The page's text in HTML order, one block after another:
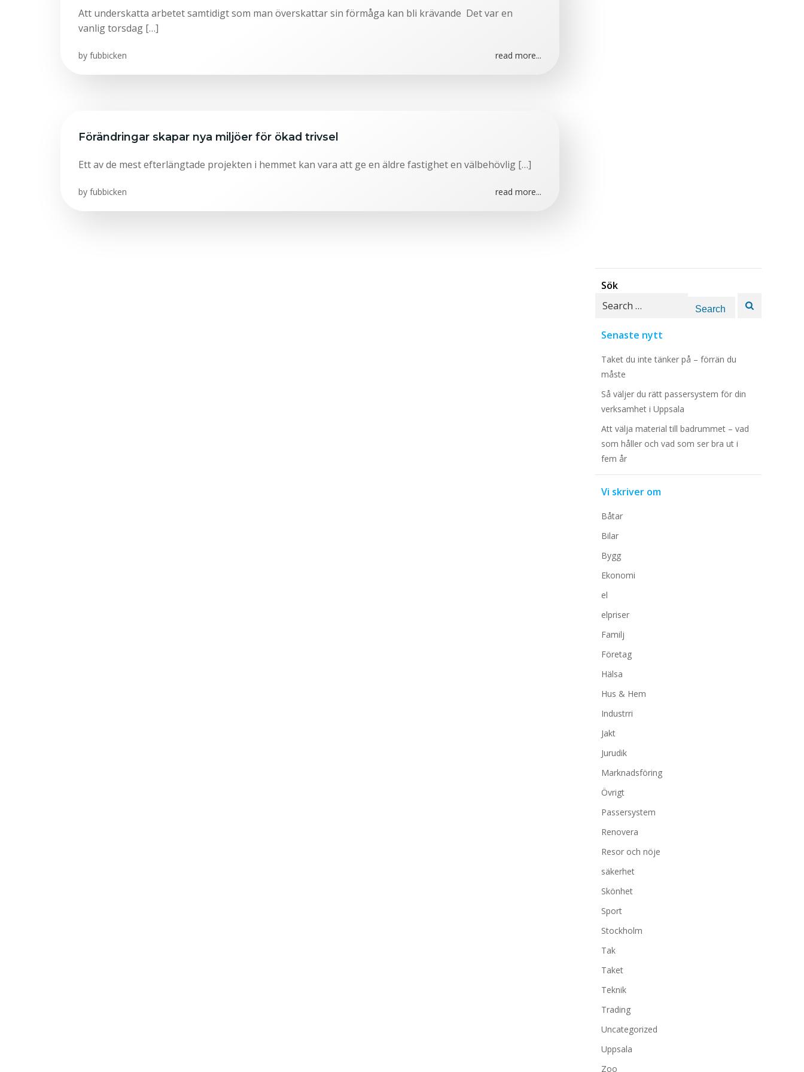
Att underskatta arbetet samtidigt som man överskattar sin förmåga kan bli krävande Det var en
vanlig torsdag […]
by fubbicken read more...
Förändringar skapar nya miljöer för ökad trivsel
Ett av de mest efterlängtade projekten i hemmet kan vara att ge en äldre fastighet en välbehövlig […]
by fubbicken read more...
Sök
Search
Senaste nytt
Taket du inte tänker på – förrän du
måste
Så väljer du rätt passersystem för din
verksamhet i Uppsala
Att välja material till badrummet – vad
som håller och vad som ser bra ut i
fem år
Vi skriver om
Båtar
Bilar
Bygg
Ekonomi
el
elpriser
Familj
Företag
Hälsa
Hus & Hem
Industrri
Jakt
Jurudik
Marknadsföring
Övrigt
Passersystem
Renovera
Resor och nöje
säkerhet
Skönhet
Sport
Stockholm
Tak
Taket
Teknik
Trading
Uncategorized
Uppsala
Zoo